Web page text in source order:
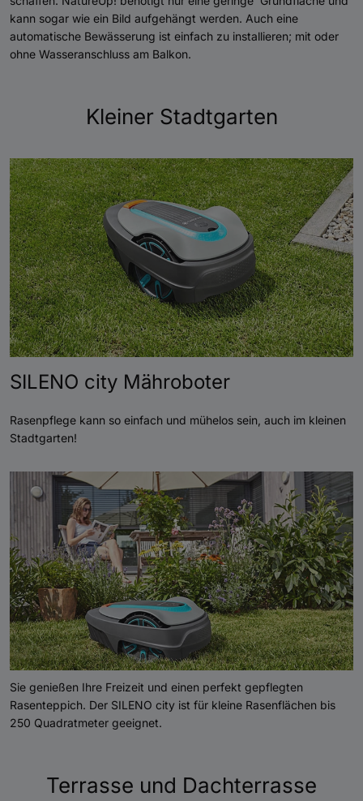
kann sogar wie ein Bild aufgehängt werden. Auch eine
automatische Bewässerung ist einfach zu installieren; mit oder
ohne Wasseranschluss am Balkon.
Kleiner Stadtgarten
SILENO city Mähroboter
Rasenpflege kann so einfach und mühelos sein, auch im kleinen
Stadtgarten!
Sie genießen Ihre Freizeit und einen perfekt gepflegten
Rasenteppich. Der SILENO city ist für kleine Rasenflächen bis
250 Quadratmeter geeignet.
Terrasse und Dachterrasse